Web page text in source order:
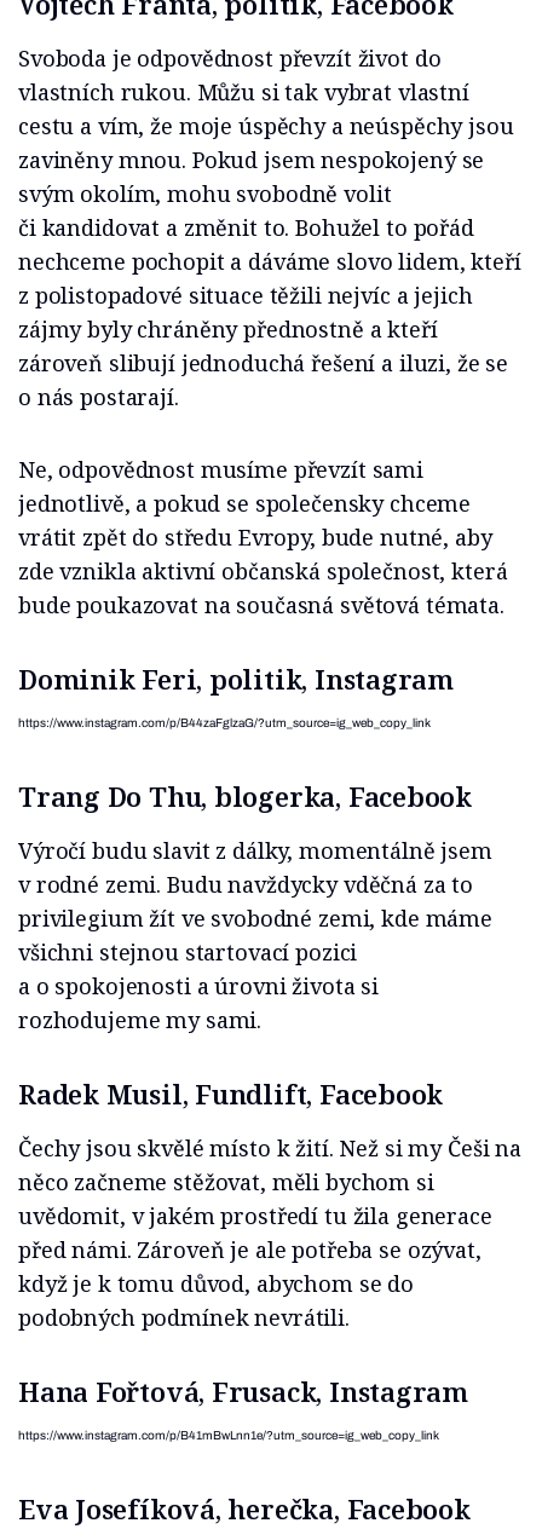
Svoboda je odpovědnost převzít život do
vlastních rukou. Můžu si tak vybrat vlastní
cestu a vím, že moje úspěchy a neúspěchy jsou
zaviněny mnou. Pokud jsem nespokojený se
svým okolím, mohu svobodně volit
či kandidovat a změnit to. Bohužel to pořád
nechceme pochopit a dáváme slovo lidem, kteří
z polistopadové situace těžili nejvíc a jejich
zájmy byly chráněny přednostně a kteří
zároveň slibují jednoduchá řešení a iluzi, že se
o nás postarají.
Ne, odpovědnost musíme převzít sami
jednotlivě, a pokud se společensky chceme
vrátit zpět do středu Evropy, bude nutné, aby
zde vznikla aktivní občanská společnost, která
bude poukazovat na současná světová témata.
Dominik Feri, politik, Instagram
https://www.instagram.com/p/B44zaFglzaG/?utm_source=ig_web_copy_link
Trang Do Thu, blogerka, Facebook
Výročí budu slavit z dálky, momentálně jsem
v rodné zemi. Budu navždycky vděčná za to
privilegium žít ve svobodné zemi, kde máme
všichni stejnou startovací pozici
a o spokojenosti a úrovni života si
rozhodujeme my sami.
Radek Musil, Fundlift, Facebook
Čechy jsou skvělé místo k žití. Než si my Češi na
něco začneme stěžovat, měli bychom si
uvědomit, v jakém prostředí tu žila generace
před námi. Zároveň je ale potřeba se ozývat,
když je k tomu důvod, abychom se do
podobných podmínek nevrátili.
Hana Fořtová, Frusack, Instagram
https://www.instagram.com/p/B41mBwLnn1e/?utm_source=ig_web_copy_link
Eva Josefíková, herečka, Facebook